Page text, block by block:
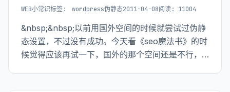
WEB小常识标签: wordpress伪静态2011-04-08阅读: 11004
&nbsp;&nbsp;以前用国外空间的时候就尝试过伪静
态设置，不过没有成功。今天看《seo魔法书》的时
候觉得应该再试一下，国外的那个空间还是不行，